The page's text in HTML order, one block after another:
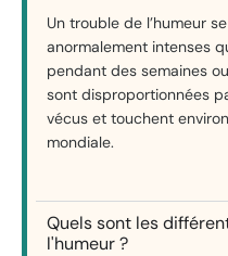
Un trouble de l’humeur
anormalement intenses
pendant des semaines
sont disproportionnées
vécus et touchent
mondiale.
Quels sont les
l'humeur ?